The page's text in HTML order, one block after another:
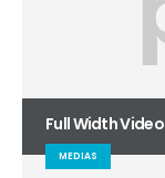
Full Width Video
MEDIAS